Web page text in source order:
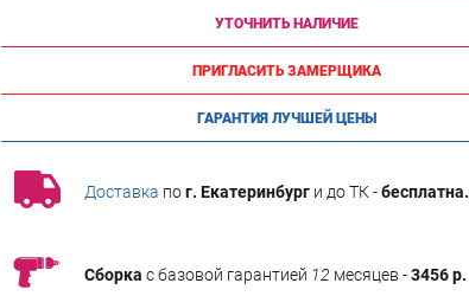
УТОЧНИТЬ НАЛИЧИЕ
ПРИГЛАСИТЬ ЗАМЕРЩИКА
ГАРАНТИЯ ЛУЧШЕЙ ЦЕНЫ
Доставка пог. Екатеринбург и до ТК -бесплатна.
Сборка с базовой гарантией 12 месяцев -3456 р.